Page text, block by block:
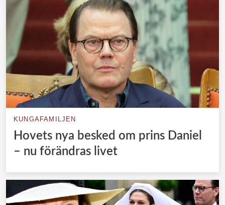
KUNGAFAMILJEN
Hovets nya besked om prins Daniel
– nu förändras livet